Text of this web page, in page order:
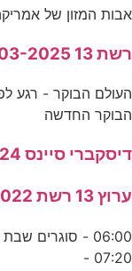
אבות המזון של אמריקה 6 - פרק 8 06:34 - 07:17
רשת 13 02-03-2025
הבוקר החדשה
דיסקברי סיינס 05-11-2024
ערוץ 13 רשת 20-08-2022
07:20 -